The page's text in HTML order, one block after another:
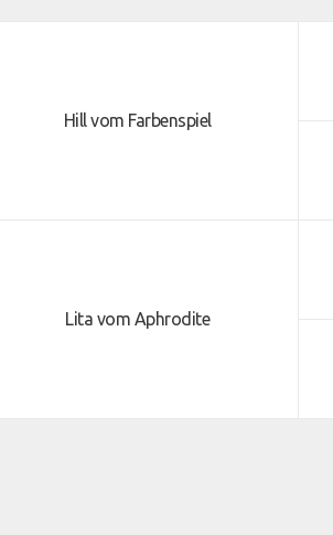
Hill vom Farbenspiel
Lita vom Aphrodite